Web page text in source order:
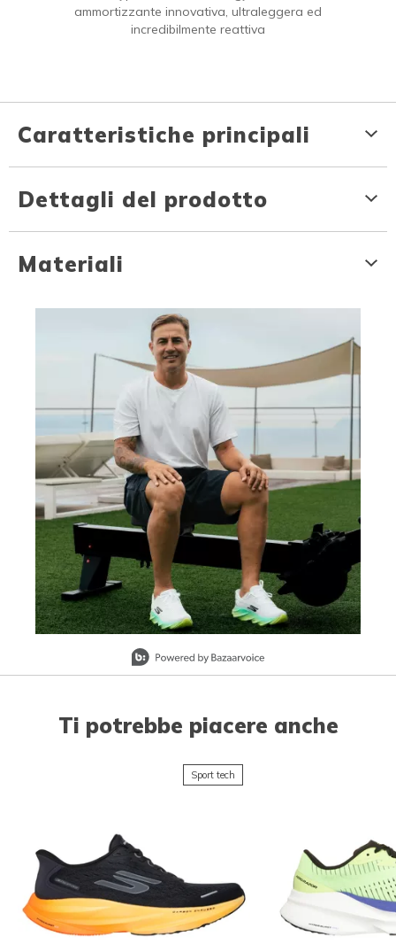
ammortizzante innovativa, ultraleggera ed
incredibilmente reattiva
Caratteristiche principali
Dettagli del prodotto
Materiali
Media Carousel
Carousel with product photos. Use the previous and next buttons
Ti potrebbe piacere anche
Sport tech